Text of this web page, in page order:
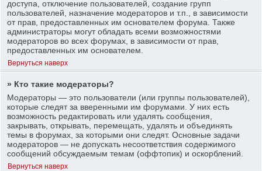
доступа, отключение пользователей, создание групп
пользователей, назначение модераторов и т.п., в зависимости
от прав, предоставленных им основателем форума. Также
администраторы могут обладать всеми возможностями
модераторов во всех форумах, в зависимости от прав,
предоставленных им основателем.
Вернуться наверх
» Кто такие модераторы?
Модераторы — это пользователи (или группы пользователей),
которые следят за вверенными им форумами. У них есть
возможность редактировать или удалять сообщения,
закрывать, открывать, перемещать, удалять и объединять
темы в форумах, за которыми они следят. Основные задачи
модераторов — не допускать несоответствия содержимого
сообщений обсуждаемым темам (оффтопик) и оскорблений.
Вернуться наверх